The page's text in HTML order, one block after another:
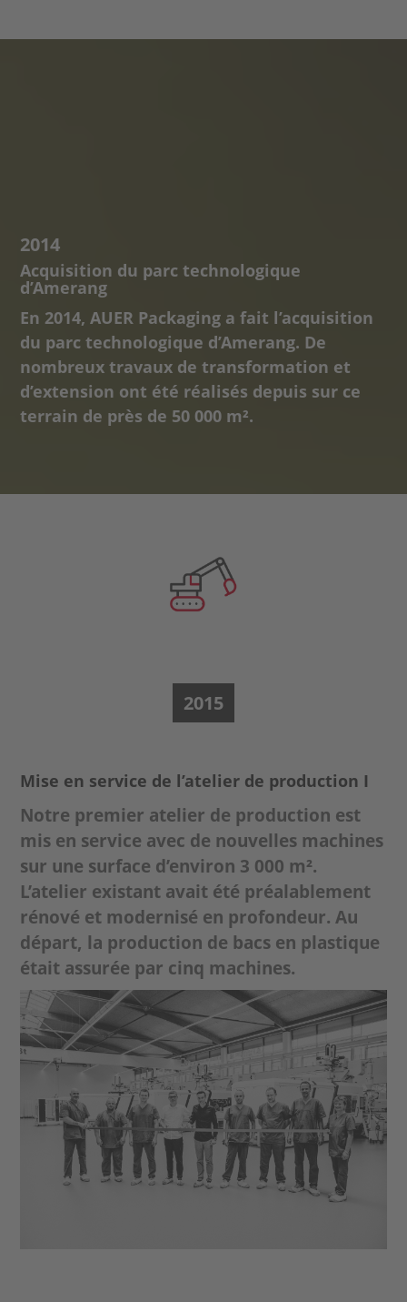
2014
Acquisition du parc technologique
d’Amerang
En 2014, AUER Packaging a fait l’acquisition
du parc technologique d’Amerang. De
nombreux travaux de transformation et
d’extension ont été réalisés depuis sur ce
terrain de près de 50 000 m².
2015
Mise en service de l’atelier de production I
Notre premier atelier de production est
mis en service avec de nouvelles machines
sur une surface d’environ 3 000 m².
L’atelier existant avait été préalablement
rénové et modernisé en profondeur. Au
départ, la production de bacs en plastique
était assurée par cinq machines.